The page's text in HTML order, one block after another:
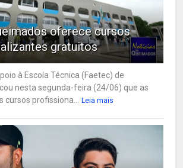
oferece cursos
gratuitos
à Escola Técnica (Faetec) de
nesta segunda-feira (24/06) que as
cursos profissiona...
Leia mais